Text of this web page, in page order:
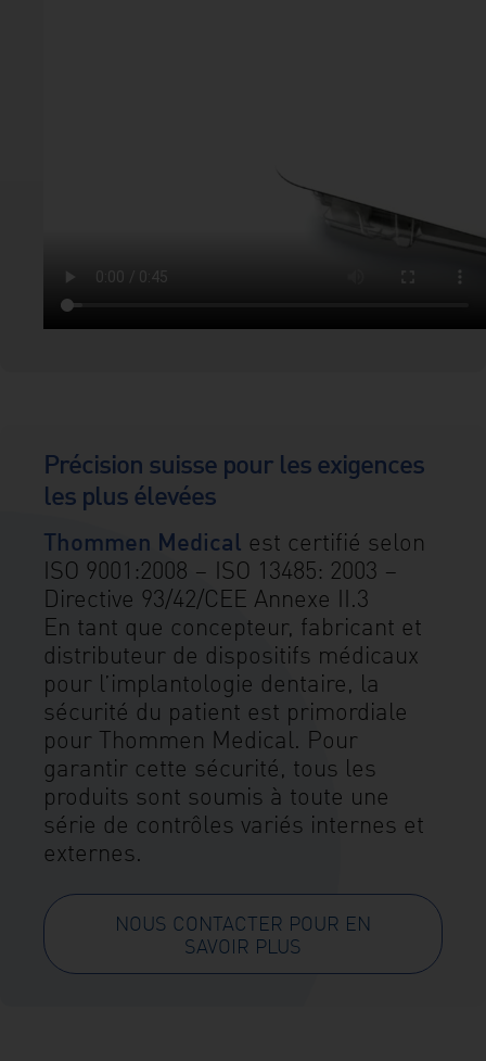
Précision suisse pour les exigences
les plus élevées
Thommen Medical est certifié selon
ISO 9001:2008 – ISO 13485: 2003 –
Directive 93/42/CEE Annexe II.3
En tant que concepteur, fabricant et
distributeur de dispositifs médicaux
pour l’implantologie dentaire, la
sécurité du patient est primordiale
pour Thommen Medical. Pour
garantir cette sécurité, tous les
produits sont soumis à toute une
série de contrôles variés internes et
externes.
NOUS CONTACTER POUR EN
SAVOIR PLUS